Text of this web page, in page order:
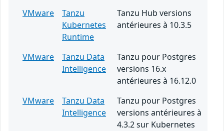
VMware
Tanzu
Kubernetes
Runtime
Tanzu Hub versions
antérieures à 10.3.5
VMware
Tanzu Data
Intelligence
Tanzu pour Postgres
versions 16.x
antérieures à 16.12.0
VMware
Tanzu Data
Intelligence
Tanzu pour Postgres
versions antérieures à
4.3.2 sur Kubernetes